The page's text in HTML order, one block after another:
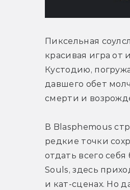
Пиксельная
красивая игра от
Кустодию,
давшего обет
смерти и
В Blasphemous
редкие точки
отдать всего
Souls, здесь
и кат-сценах. Но